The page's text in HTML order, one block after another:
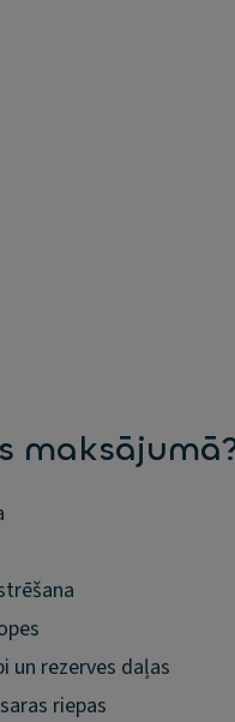
un rezerves daļas
riepas